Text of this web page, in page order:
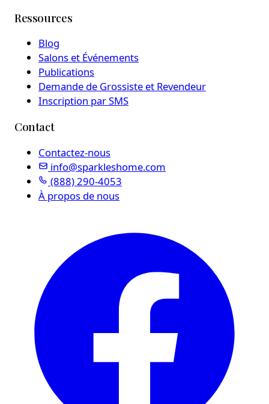
Ressources
Blog
Salons et Événements
Publications
Demande de Grossiste et Revendeur
Inscription par SMS
Contact
Contactez-nous
info@sparkleshome.com
(888) 290-4053
À propos de nous